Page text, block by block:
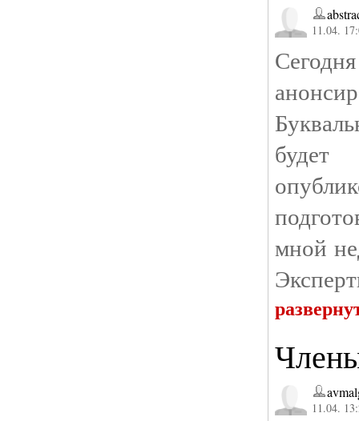
11.04.
мной
11.04.